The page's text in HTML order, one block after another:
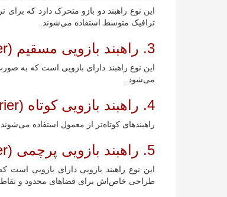
این نوع راهبند دو بازو متحرک دارد که
ترافیک متوسط استفاده می‌شوند.
3. راهبند بازویی مسقیم (Straight Arm Barrier):
این نوع راهبند دارای بازویی است که به
می‌شود.
4. راهبند بازویی کوتاه (Short Arm Barrier):
راهبند‌های کوتاه‌تر از معمول استفاده
5. راهبند بازویی پرچمی (Swing Arm Barrier):
این نوع راهبند بازویی دارای بازویی
طراحی خاص‌اش برای فضاهای محدود و